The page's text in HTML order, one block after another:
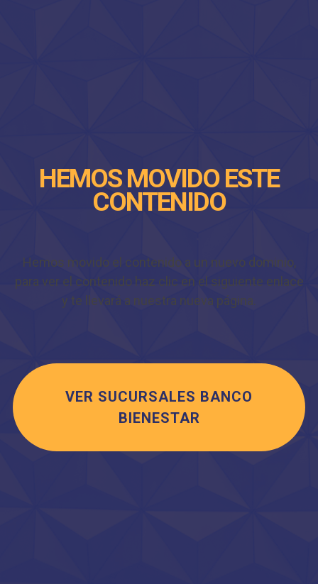
HEMOS MOVIDO ESTE
CONTENIDO
Hemos movido el contenido a un nuevo dominio,
para ver el contenido haz clic en el siguiente enlace
y te llevará a nuestra nueva página.
VER SUCURSALES BANCO
BIENESTAR